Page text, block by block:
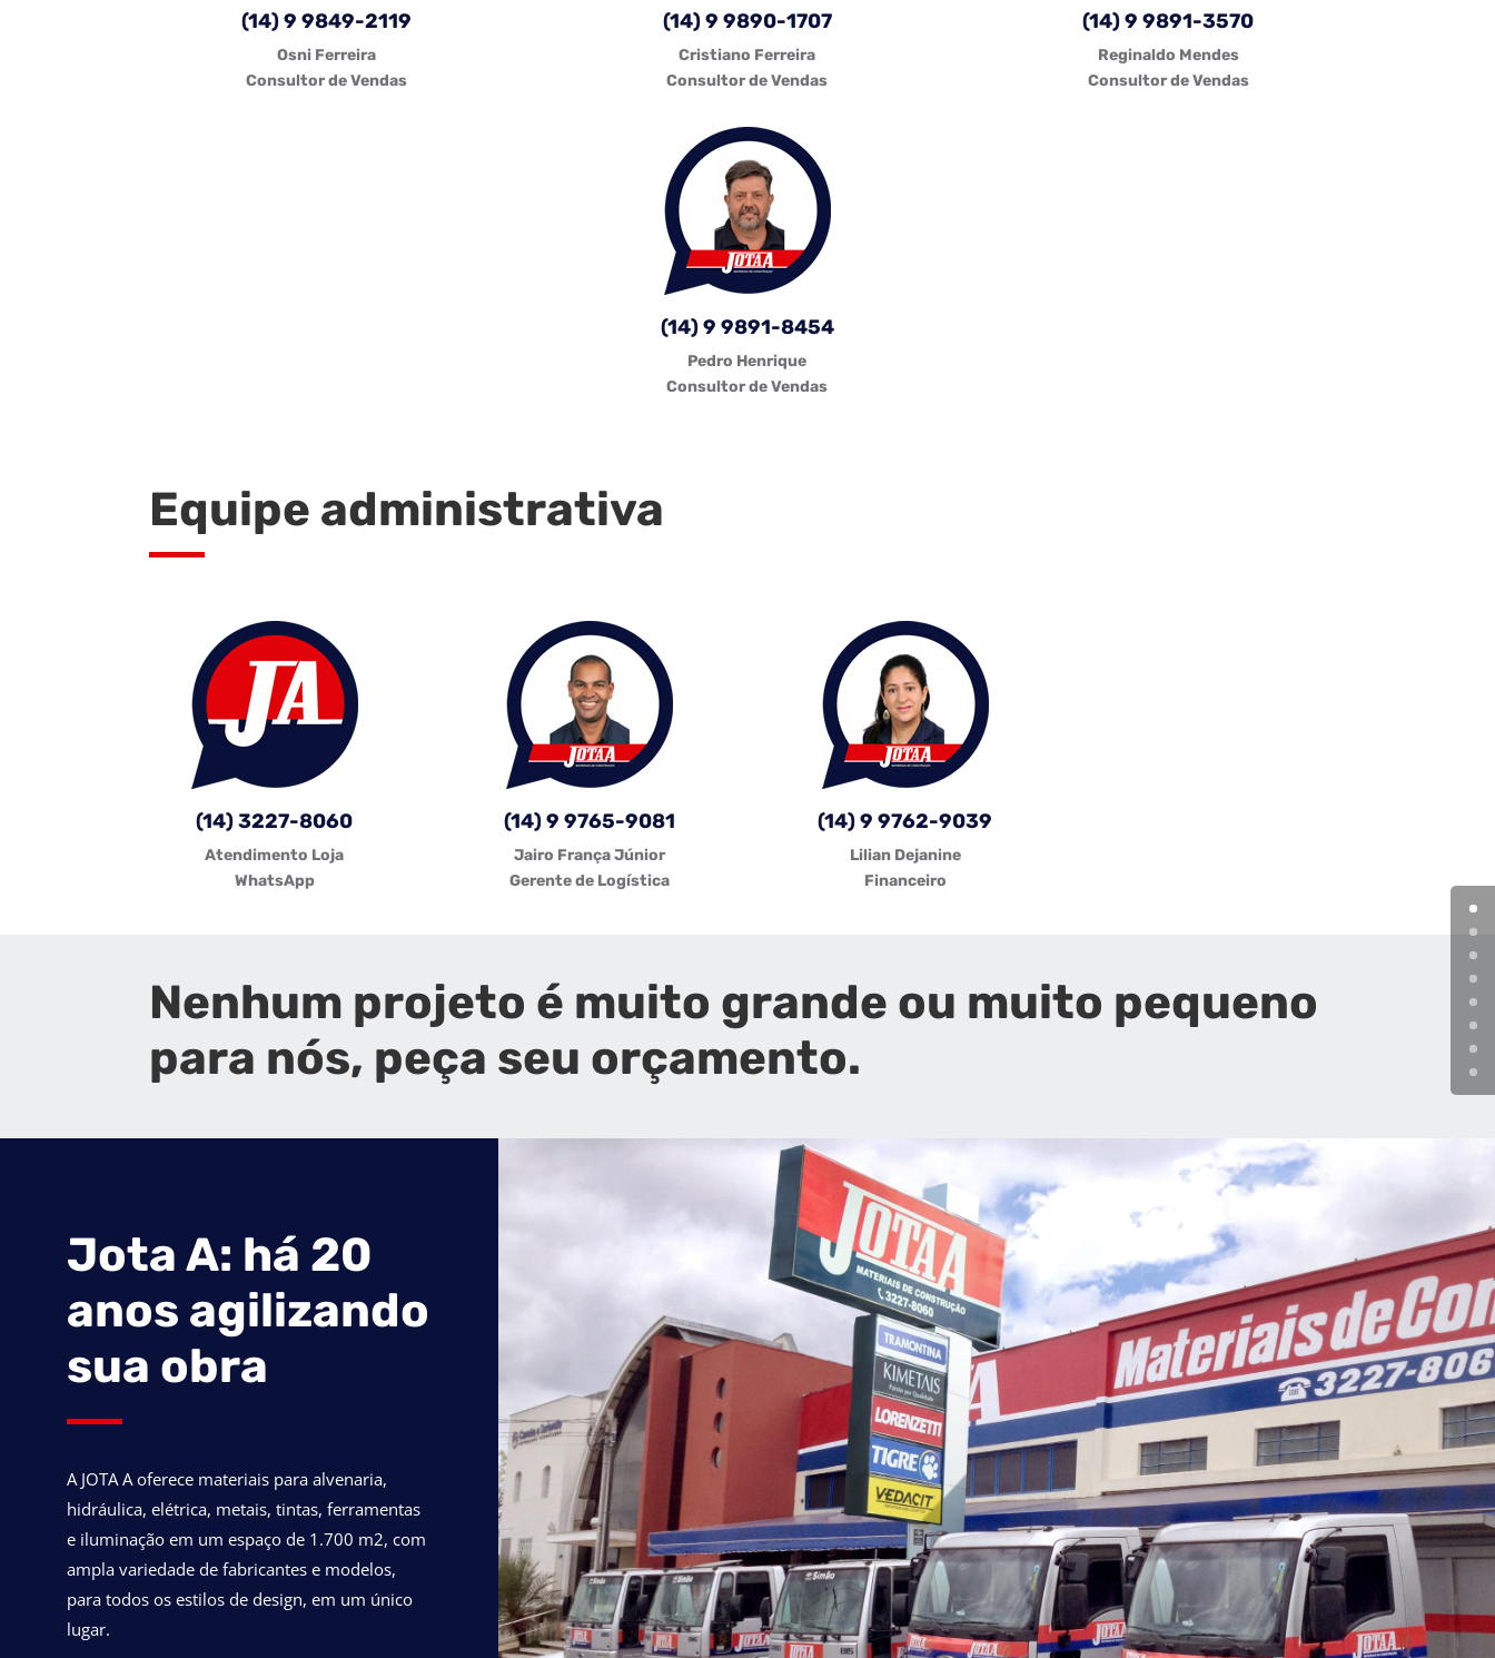
(14) 9 9849-2119
Osni Ferreira
Consultor de Vendas
(14) 9 9890-1707
Cristiano Ferreira
Consultor de Vendas
(14) 9 9891-8454
Pedro Henrique
Consultor de Vendas
(14) 9 9891-3570
Reginaldo Mendes
Consultor de Vendas
Equipe administrativa
(14) 3227-8060
Atendimento Loja
WhatsApp
(14) 9 9765-9081
Jairo França Júnior
Gerente de Logística
(14) 9 9762-9039
Lilian Dejanine
Financeiro
Nenhum projeto é muito grande ou muito pequeno
para nós, peça seu orçamento.
Jota A: há 20
anos agilizando
sua obra
A JOTA A oferece materiais para alvenaria,
hidráulica, elétrica, metais, tintas, ferramentas
e iluminação em um espaço de 1.700 m2, com
ampla variedade de fabricantes e modelos,
para todos os estilos de design, em um único
lugar.